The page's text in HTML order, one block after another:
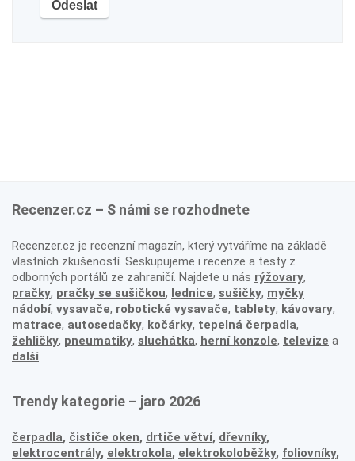
Recenzer.cz – S námi se rozhodnete
Recenzer.cz je recenzní magazín, který vytváříme na základě
vlastních zkušeností. Seskupujeme i recenze a testy z
odborných portálů ze zahraničí. Najdete u nás rýžovary,
pračky, pračky se sušičkou, lednice, sušičky, myčky
nádobí, vysavače, robotické vysavače, tablety, kávovary,
matrace, autosedačky, kočárky, tepelná čerpadla,
žehličky, pneumatiky, sluchátka, herní konzole, televize a
další.
Trendy kategorie – jaro 2026
čerpadla, čističe oken, drtiče větví, dřevníky,
elektrocentrály, elektrokola, elektrokoloběžky, foliovníky,